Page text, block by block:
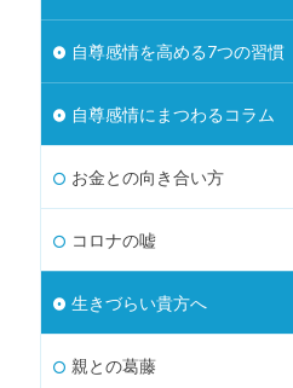
自尊感情を高める7つの習慣
自尊感情にまつわるコラム
お金との向き合い方
コロナの嘘
生きづらい貴方へ
親との葛藤